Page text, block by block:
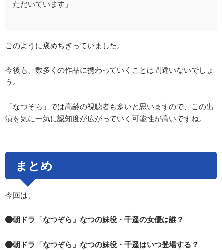
ただいています」
このように褒めちぎっていました。
今後も、数多くの作品に携わっていくことは間違いないでしょ
う。
「なつぞら」では高齢の視聴者も多いと思いますので、この出
演を気に一気に認知度が広がっていく可能性が高いですね。
まとめ
今回は、
●朝ドラ「なつぞら」なつの妹役・千遥の女優は誰？
●朝ドラ「なつぞら」なつの妹役・千遥はいつ登場する？